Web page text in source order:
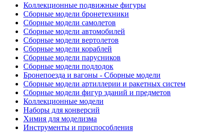
Коллекционные подвижные фигуры
Сборные модели бронетехники
Сборные модели самолетов
Сборные модели автомобилей
Сборные модели вертолетов
Сборные модели кораблей
Сборные модели парусников
Сборные модели подлодок
Бронепоезда и вагоны - Сборные модели
Сборные модели артиллерии и ракетных систем
Сборные модели фигур зданий и предметов
Коллекционные модели
Наборы для конверсий
Химия для моделизма
Инструменты и приспособления